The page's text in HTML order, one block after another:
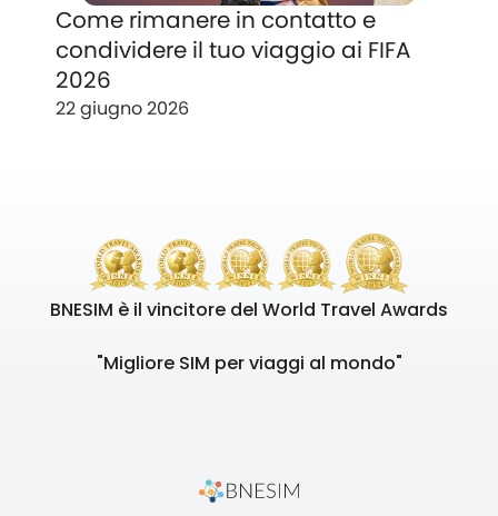
Come rimanere in contatto e
condividere il tuo viaggio ai FIFA
2026
22 giugno 2026
BNESIM è il vincitore del World Travel Awards
"Migliore SIM per viaggi al mondo"